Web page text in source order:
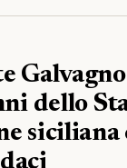
dello
siciliana